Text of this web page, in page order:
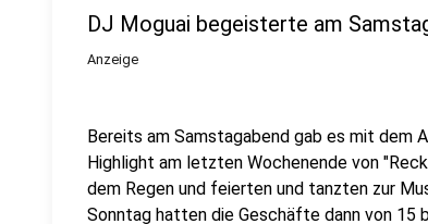
DJ Moguai begeisterte am
Anzeige
Bereits am Samstagabend gab es mit dem
Highlight am letzten Wochenende von
dem Regen und feierten und tanzten zur
Sonntag hatten die Geschäfte dann von 15